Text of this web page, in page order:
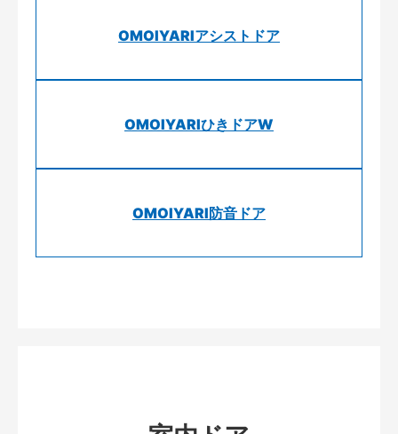
OMOIYARIアシストドア
OMOIYARIひきドアW
OMOIYARI防音ドア